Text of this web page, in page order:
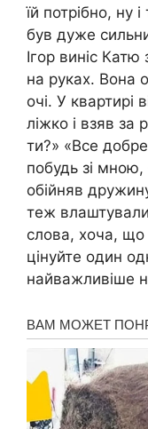
їй потрібно, ну
був дуже
Ігор виніс
на руках. Вона
очі. У квартирі
ліжко і взяв за
ти?» «Все
побудь зі мною,
обійняв
теж
слова, хоча, що
цінуйте один
найважливіше